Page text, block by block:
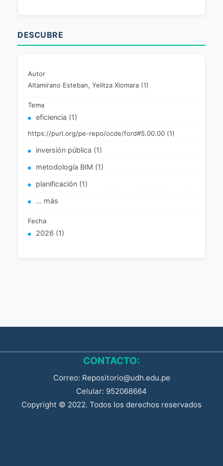
DESCUBRE
Autor
Altamirano Esteban, Yelitza Xiomara (1)
Tema
eficiencia (1)
https://purl.org/pe-repo/ocde/ford#5.00.00 (1)
inversión pública (1)
metodología BIM (1)
planificación (1)
... más
Fecha
2026 (1)
CONTACTO:
Correo: Repositorio@udh.edu.pe
Celular: 952068664
Copyright © 2022. Todos los derechos reservados